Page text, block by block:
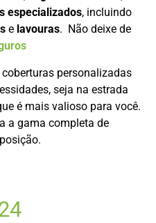
especializados, incluindo
e lavouras. Não deixe de
personalizadas
seja na estrada
é mais valioso para você.
a gama completa de